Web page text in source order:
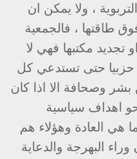
، ولا يمكن ان
طاقتها ، فالجمعية
تجديد مكتبها فهي لا
حزبيا حتى تستدعي كل
وصحافة الا اذا كان
اهداف سياسية
هي العادة وهؤلاء هم
وراء البهرجة والدعاية